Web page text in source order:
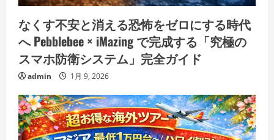
なくす不安と消える恐怖をゼロにする時代
へ Pebblebee × iMazing で完成する「究極の
スマホ防衛システム」完全ガイド
admin 1月 9, 2026